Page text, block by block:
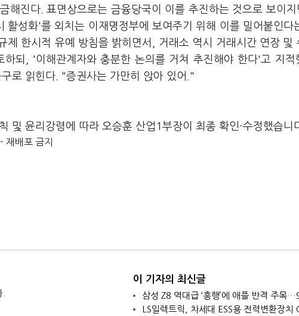
해진다. 표면상으로는 금융당국이 이를 추진하는 것으로 보이
성화'를 외치는 이재명정부에 보여주기 위해 이를 밀어붙인다
제 한시적 유예 방침을 밝히면서, 거래소 역시 거래시간 연장 및
하되, '이해관계자와 충분한 논의를 거쳐 추진해야 한다'고 지적
로 읽힌다. "증권사는 가만히 앉아 있어."
및 윤리강령에 따라 오승훈 산업1부장이 최종 확인·수정했습니
배포 금지
이 기자의 최신글
삼성 Z8 역대급 ‘흥행’에 애플 반격 주목
LS일렉트릭, 차세대 ESS용 전력변환장치